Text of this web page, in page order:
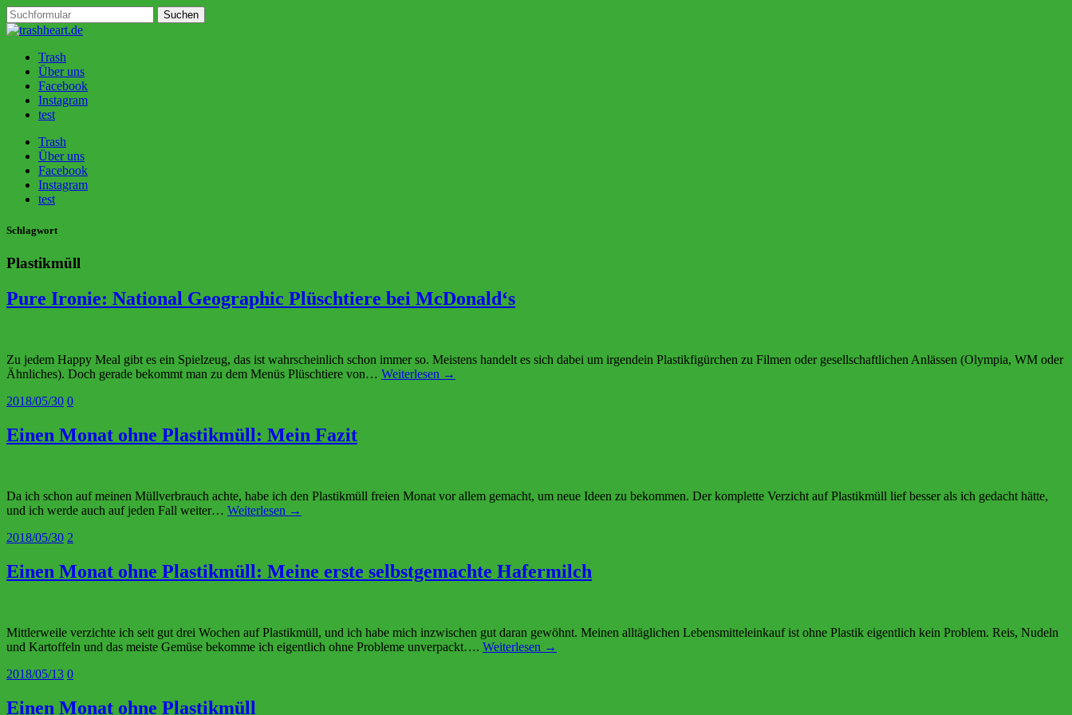
Trash
Über uns
Facebook
Instagram
test
Trash
Über uns
Facebook
Instagram
test
Schlagwort
Plastikmüll
Pure Ironie: National Geographic Plüschtiere bei McDonald‘s
Zu jedem Happy Meal gibt es ein Spielzeug, das ist wahrscheinlich schon immer so. Meistens handelt es sich dabei um irgendein Plastikfigürchen zu Filmen oder gesellschaftlichen Anlässen (Olympia, WM oder
Ähnliches). Doch gerade bekommt man zu dem Menüs Plüschtiere von… Weiterlesen →
2018/05/30 0
Einen Monat ohne Plastikmüll: Mein Fazit
Da ich schon auf meinen Müllverbrauch achte, habe ich den Plastikmüll freien Monat vor allem gemacht, um neue Ideen zu bekommen. Der komplette Verzicht auf Plastikmüll lief besser als ich gedacht hätte,
und ich werde auch auf jeden Fall weiter… Weiterlesen →
2018/05/30 2
Einen Monat ohne Plastikmüll: Meine erste selbstgemachte Hafermilch
Mittlerweile verzichte ich seit gut drei Wochen auf Plastikmüll, und ich habe mich inzwischen gut daran gewöhnt. Meinen alltäglichen Lebensmitteleinkauf ist ohne Plastik eigentlich kein Problem. Reis, Nudeln
und Kartoffeln und das meiste Gemüse bekomme ich eigentlich ohne Probleme unverpackt…. Weiterlesen →
2018/05/13 0
Einen Monat ohne Plastikmüll